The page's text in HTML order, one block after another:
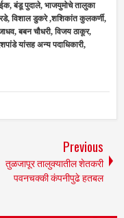
बंडू पुदाले, भाजयुमोचे तालुका
विशाल डुकरे ,शशिकांत कुलकर्णी,
बबन चौधरी, विजय ठाकूर,
यांसह अन्य पदाधिकारी,
Previous
तुळजापूर तालुक्यातील शेतकरी
पवनचक्की कंपनीपुढे हतबल